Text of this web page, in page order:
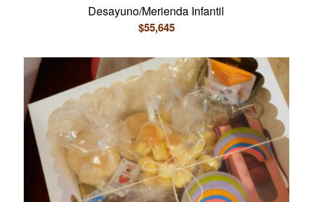
Desayuno/Merienda Infantil
$55,645